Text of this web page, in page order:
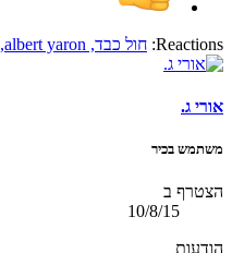
Reactions: חול כבד,
albert yaron
,
אורי ג.
משתמש בכיר
הצטרף ב
10/8/15
הודעות